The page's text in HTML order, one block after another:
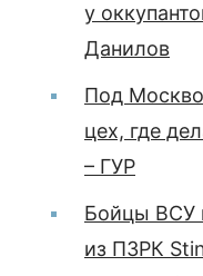
у
Данилов
Под
цех, где
– ГУР
Бойцы ВСУ
из ПЗРК